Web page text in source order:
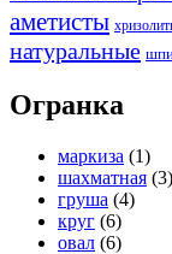
аметисты
натуральные
Огранка
маркиза (1)
шахматная (3)
груша (4)
круг (6)
овал (6)